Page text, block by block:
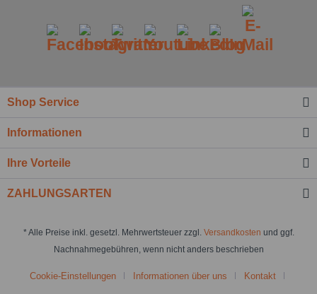
Shop Service
Informationen
Ihre Vorteile
ZAHLUNGSARTEN
* Alle Preise inkl. gesetzl. Mehrwertsteuer zzgl. Versandkosten und ggf.
Nachnahmegebühren, wenn nicht anders beschrieben
Cookie-Einstellungen Informationen über uns Kontakt